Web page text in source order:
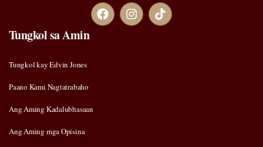
Tungkol sa Amin
Tungkol kay Edvin Jones
Paano Kami Nagtatrabaho
Ang Aming Kadalubhasaan
Ang Aming mga Opisina